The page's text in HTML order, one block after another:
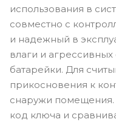
использования в
совместно с
и надежный в
влаги и
батарейки. Для
прикосновения к
снаружи помещения.
код ключа и